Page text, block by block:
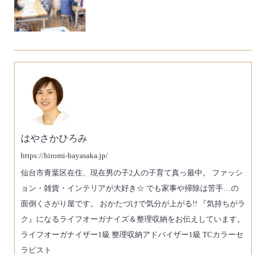
はやさかひろみ
https://hiromi-hayasaka.jp/
仙台市青葉区在住、現在男の子2人の子育て真っ最中。 ファッシ
ョン・雑貨・インテリアが大好き☆ でも家事や掃除は苦手…の
面倒くさがり屋です。 おかたづけで気分が上がる!! 『気持ちがラ
ク』になるライフオーガナイズ＆整理収納をお伝えしています。
ライフオーガナイザー1級 整理収納アドバイザー1級 TCカラーセ
ラピスト